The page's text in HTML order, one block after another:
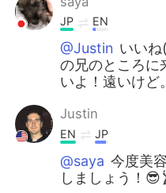
JP EN
@Justin いい
の兄のところに
いよ！遠いけど
Justin
EN JP
@saya 今度美
しましょう！